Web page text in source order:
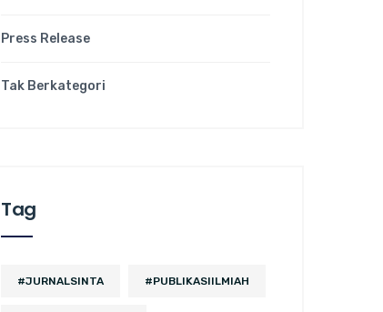
Press Release
Tak Berkategori
Tag
#JURNALSINTA #PUBLIKASIILMIAH